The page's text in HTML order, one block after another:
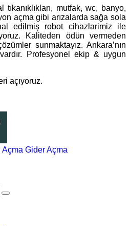
mutfak, wc, banyo,
açma gibi arızalarda sağa sola
edilmiş robot cihazlarimiz ile
Kaliteden ödün vermeden
sunmaktayız. Ankara’nın
Profesyonel ekip & uygun
açıyoruz.
Açma Gider Açma